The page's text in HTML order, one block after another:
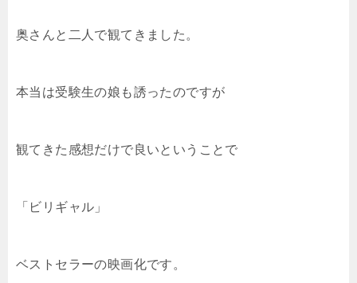
奥さんと二人で観てきました。
本当は受験生の娘も誘ったのですが
観てきた感想だけで良いということで
「ビリギャル」
ベストセラーの映画化です。